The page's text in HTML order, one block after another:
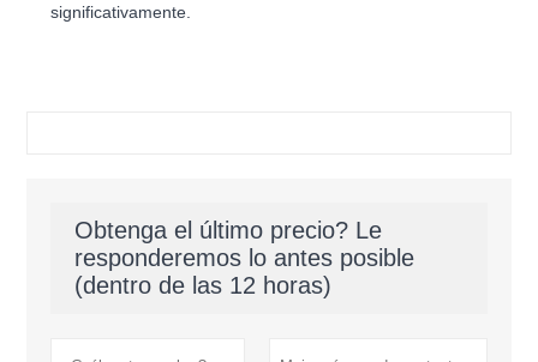
significativamente.
Obtenga el último precio? Le
responderemos lo antes posible
(dentro de las 12 horas)